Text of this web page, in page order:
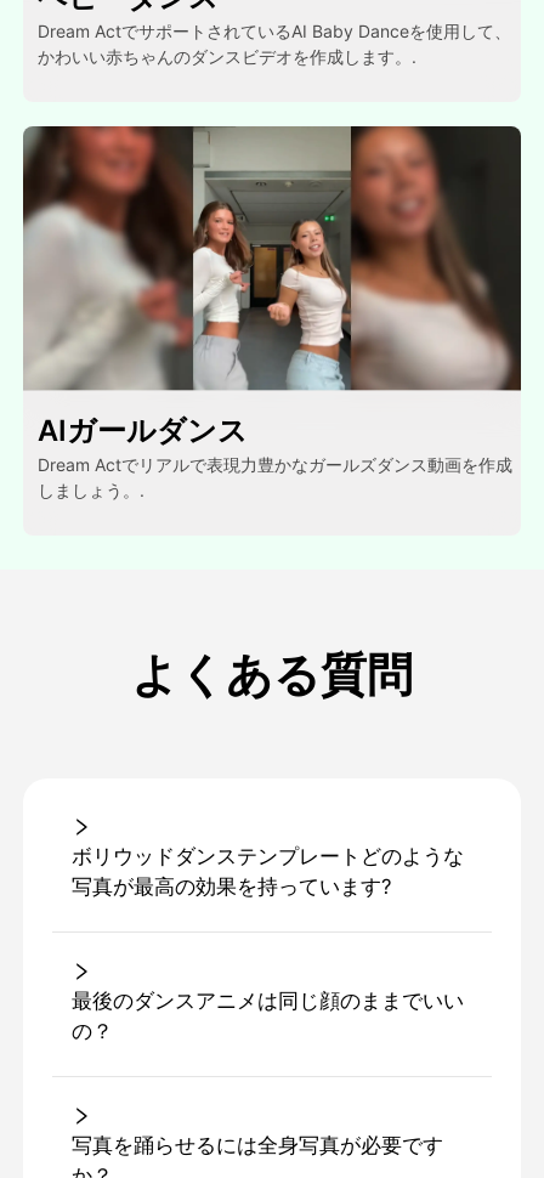
Dream ActでサポートされているAI Baby Danceを使用して、
かわいい赤ちゃんのダンスビデオを作成します。.
AIガールダンス
Dream Actでリアルで表現力豊かなガールズダンス動画を作成
しましょう。.
よくある質問
ボリウッドダンステンプレートどのような
写真が最高の効果を持っています?
最後のダンスアニメは同じ顔のままでいい
の？
写真を踊らせるには全身写真が必要です